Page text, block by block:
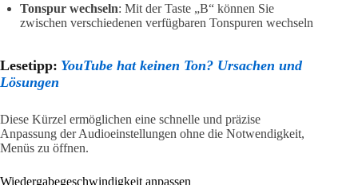
Tonspur wechseln: Mit der Taste „B“ können Sie
zwischen verschiedenen verfügbaren Tonspuren wechseln
Lesetipp: YouTube hat keinen Ton? Ursachen und
Lösungen
Diese Kürzel ermöglichen eine schnelle und präzise
Anpassung der Audioeinstellungen ohne die Notwendigkeit,
Menüs zu öffnen.
Wiedergabegeschwindigkeit anpassen